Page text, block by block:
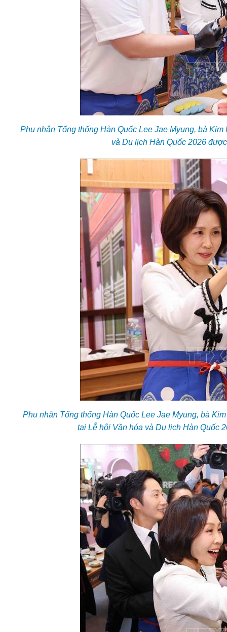
Phu nhân Tổng thống Hàn Quốc Lee Jae Myung, bà
và Du lịch Hàn Quốc 2026
Phu nhân Tổng thống Hàn Quốc Lee Jae Myung, bà
tại Lễ hội Văn hóa và Du lịch Hàn Quốc